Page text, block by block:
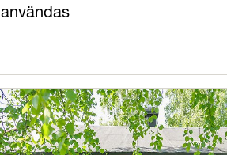
användas